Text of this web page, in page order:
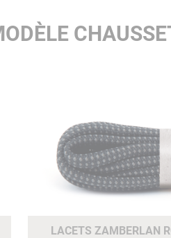
LACETS ZAMBERLAN